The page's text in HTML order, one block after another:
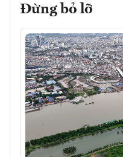
Đừng bỏ lỡ